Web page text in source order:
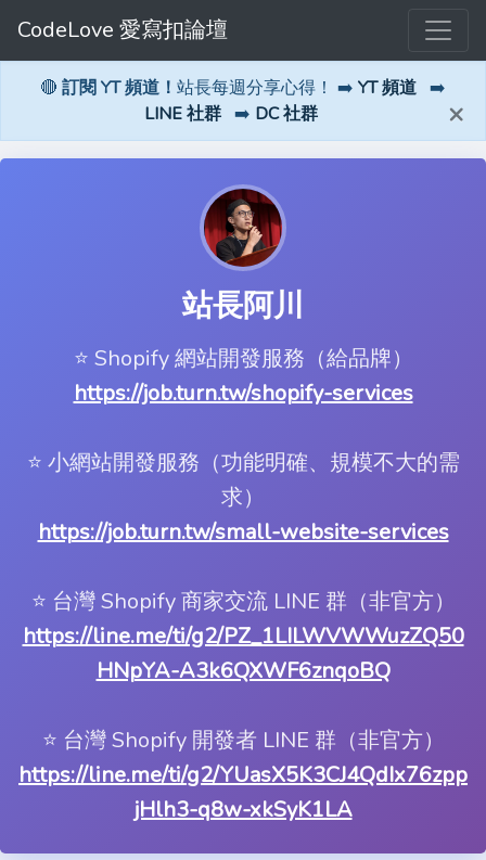
CodeLove 愛寫扣論壇
🔴 訂閱 YT 頻道！ 站長每週分享心得！ ➡️ YT 頻道 ➡️
LINE 社群 ➡️ DC 社群 ×
站長阿川
⭐️ Shopify 網站開發服務（給品牌）
https://job.turn.tw/shopify-services
⭐️ 小網站開發服務（功能明確、規模不大的需
求）
https://job.turn.tw/small-website-services
⭐️ 台灣 Shopify 商家交流 LINE 群（非官方）
https://line.me/ti/g2/PZ_1LILWVWWuzZQ50
HNpYA-A3k6QXWF6znqoBQ
⭐️ 台灣 Shopify 開發者 LINE 群（非官方）
https://line.me/ti/g2/YUasX5K3CJ4QdIx76zpp
jHlh3-q8w-xkSyK1LA